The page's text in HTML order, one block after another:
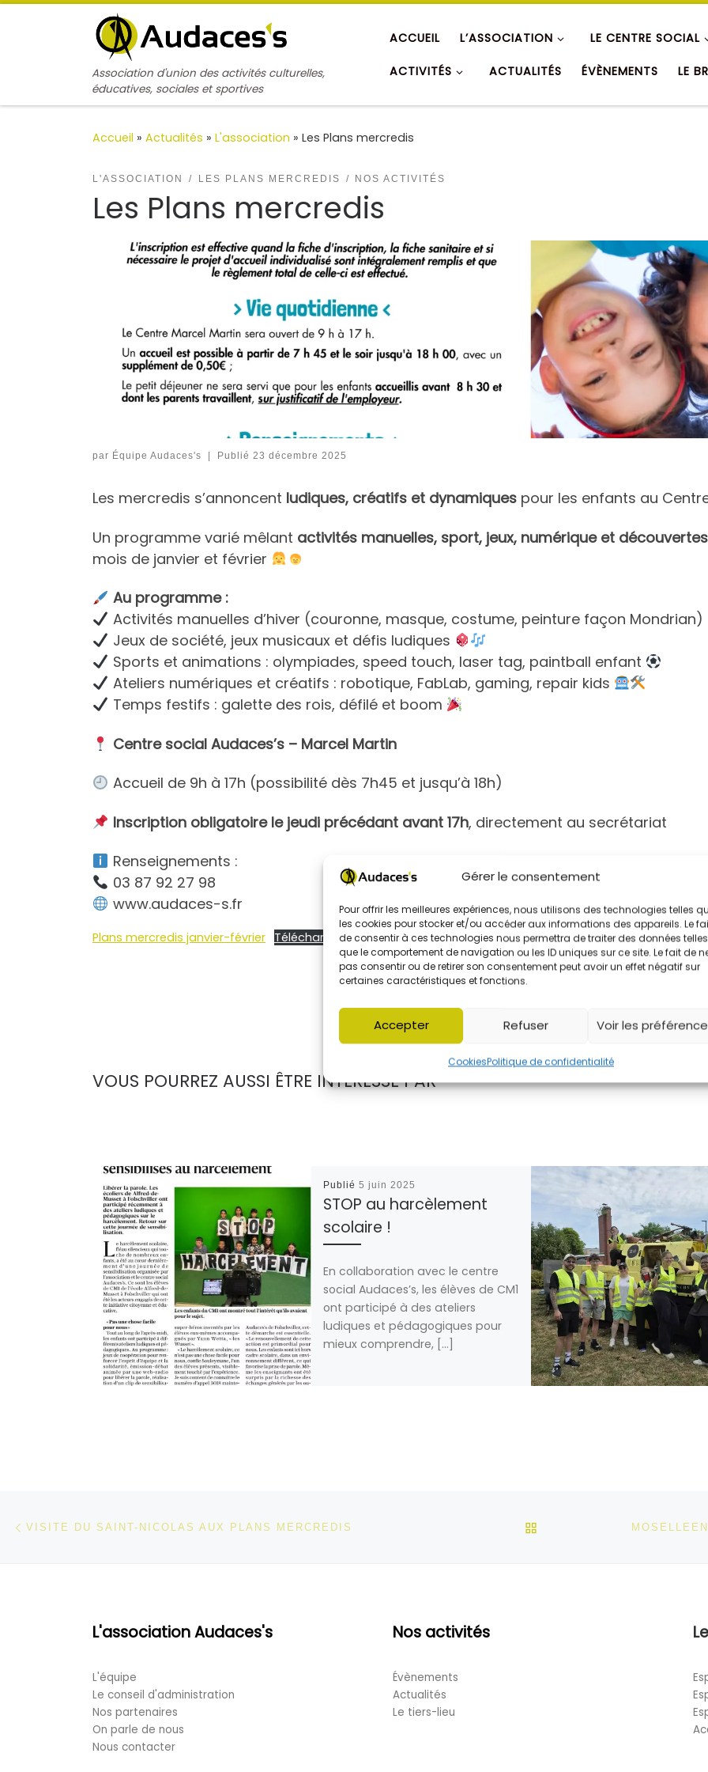
Gérer le consentement
Pour offrir les meilleures expériences, nous utilisons des technologies telles
les cookies pour stocker et/ou accéder aux informations des appareils. Le
de consentir à ces technologies nous permettra de traiter des données telles
que le comportement de navigation ou les ID uniques sur ce site. Le fait de
pas consentir ou de retirer son consentement peut avoir un effet négatif sur
certaines caractéristiques et fonctions.
Accepter Refuser Voir les
CookiesPolitique de confidentialité
Passer au contenu
Association d'union des activités culturelles,
éducatives, sociales et sportives
ACCUEIL L’ASSOCIATION LE CENTRE SOCIAL
ACTIVITÉS ACTUALITÉS ÉVÈNEMENTS LE
Accueil » Actualités » L'association » Les Plans mercredis
L'ASSOCIATION LES PLANS MERCREDIS NOS ACTIVITÉS
Les Plans mercredis
par Équipe Audaces's Publié 23 décembre 2025
Les mercredis s’annoncent ludiques, créatifs et dynamiques pour les enfants au
Un programme varié mêlant activités manuelles, sport, jeux, numérique et découvertes
mois de janvier et février
Au programme :
Activités manuelles d’hiver (couronne, masque, costume, peinture façon Mondrian)
Jeux de société, jeux musicaux et défis ludiques
Sports et animations : olympiades, speed touch, laser tag, paintball enfant
Ateliers numériques et créatifs : robotique, FabLab, gaming, repair kids
Temps festifs : galette des rois, défilé et boom
Centre social Audaces’s – Marcel Martin
Accueil de 9h à 17h (possibilité dès 7h45 et jusqu’à 18h)
Inscription obligatoire le jeudi précédant avant 17h, directement au secrétariat
Renseignements :
03 87 92 27 98
www.audaces-s.fr
Plans mercredis janvier-février Télécharger
VOUS POURREZ AUSSI ÊTRE INTÉRESSÉ PAR
Publié 5 juin 2025
STOP au harcèlement
scolaire !
En collaboration avec le centre
social Audaces’s, les élèves de CM1
ont participé à des ateliers
ludiques et pédagogiques pour
mieux comprendre, […]
Parcourir les articles
VISITE DU SAINT-NICOLAS AUX PLANS MERCREDIS RETOUR À LA LISTE
L'association Audaces's
L'équipe
Le conseil d'administration
Nos partenaires
On parle de nous
Nous contacter
Nos activités
Évènements
Actualités
Le tiers-lieu